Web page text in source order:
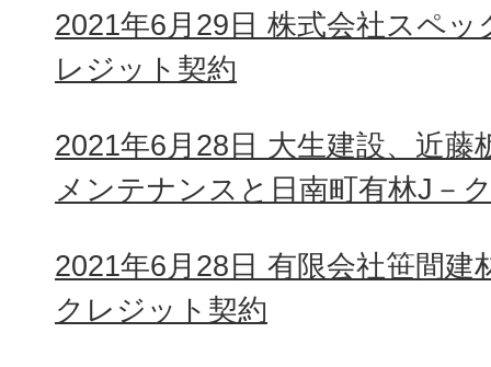
2021年6月29日 株式会社スペ
レジット契約
2021年6月28日 大生建設、近藤
メンテナンスと日南町有林J－
2021年6月28日 有限会社笹間建
クレジット契約